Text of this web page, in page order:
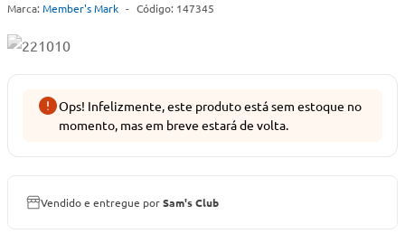
Marca: Member's Mark - Código: 147345
Ops! Infelizmente, este produto está sem estoque no
momento, mas em breve estará de volta.
Vendido e entregue porSam's Club